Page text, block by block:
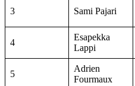
3 Sami Pajari
4
Esapekka
Lappi
5
Adrien
Fourmaux